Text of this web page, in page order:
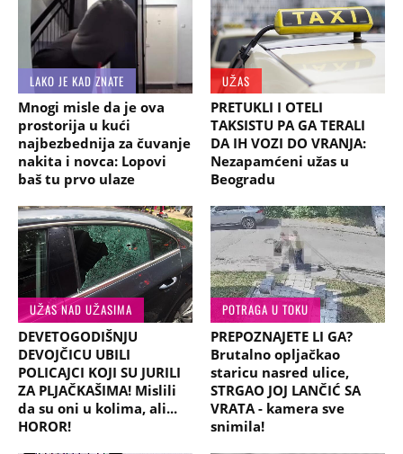
LAKO JE KAD ZNATE
Mnogi misle da je ova
prostorija u kući
najbezbednija za čuvanje
nakita i novca: Lopovi
baš tu prvo ulaze
UŽAS
PRETUKLI I OTELI
TAKSISTU PA GA TERALI
DA IH VOZI DO VRANJA:
Nezapamćeni užas u
Beogradu
UŽAS NAD UŽASIMA
DEVETOGODIŠNJU
DEVOJČICU UBILI
POLICAJCI KOJI SU JURILI
ZA PLJAČKAŠIMA! Mislili
da su oni u kolima, ali...
HOROR!
POTRAGA U TOKU
PREPOZNAJETE LI GA?
Brutalno opljačkao
staricu nasred ulice,
STRGAO JOJ LANČIĆ SA
VRATA - kamera sve
snimila!